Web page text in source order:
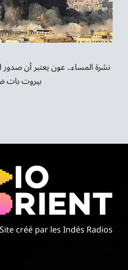
نشرة المساء.. عون يعتبر أن صدور
بيروت بات
Site créé par les Indés Radios